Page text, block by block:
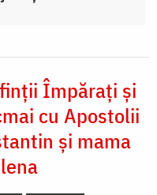
Împărați și
cu Apostolii
și mama